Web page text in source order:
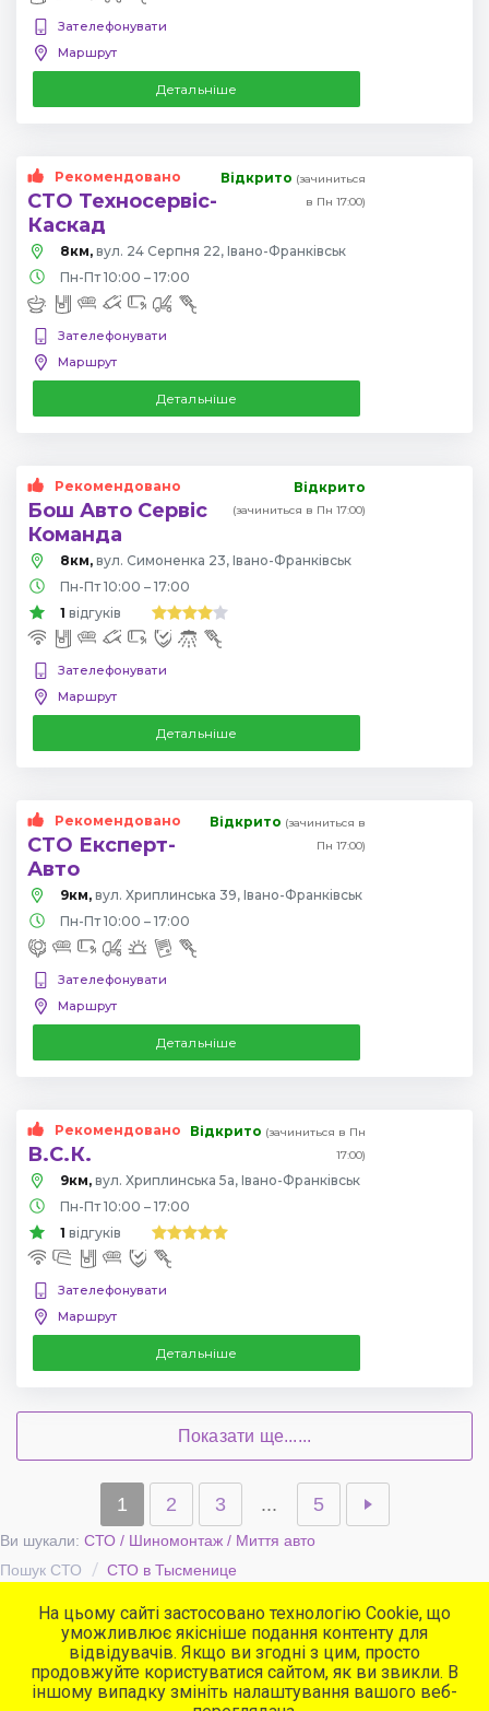
Зателефонувати
Маршрут
Детальніше
Рекомендовано
СТО Техносервіс-
Каскад
Відкрито (зачиниться
в Пн 17:00)
8км, вул. 24 Серпня 22, Івано-Франківськ
Пн-Пт 10:00 – 17:00
Зателефонувати
Маршрут
Детальніше
Рекомендовано
Бош Авто Сервіс
Команда
Відкрито
(зачиниться в Пн 17:00)
8км, вул. Симоненка 23, Івано-Франківськ
Пн-Пт 10:00 – 17:00
1 відгуків
Зателефонувати
Маршрут
Детальніше
Рекомендовано
СТО Експерт-
Авто
Відкрито (зачиниться в
Пн 17:00)
9км, вул. Хриплинська 39, Івано-Франківськ
Пн-Пт 10:00 – 17:00
Зателефонувати
Маршрут
Детальніше
Рекомендовано
В.С.К.
Відкрито (зачиниться в Пн
17:00)
9км, вул. Хриплинська 5а, Івано-Франківськ
Пн-Пт 10:00 – 17:00
1 відгуків
Зателефонувати
Маршрут
Детальніше
Показати ще......
1 2 3 ... 5
Ви шукали: СТО / Шиномонтаж / Миття авто
Пошук СТО
СТО в Тысменице
Популярні сервіси
СТО
Автомийки
Програма для СТО
На цьому сайті застосовано технологію Cookie, що
уможливлює якісніше подання контенту для
відвідувачів. Якщо ви згодні з цим, просто
продовжуйте користуватися сайтом, як ви звикли. В
іншому випадку змініть налаштування вашого веб-